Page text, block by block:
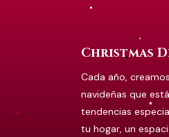
Christmas
Cada año,
navideñas que
tendencias
tu hogar, un